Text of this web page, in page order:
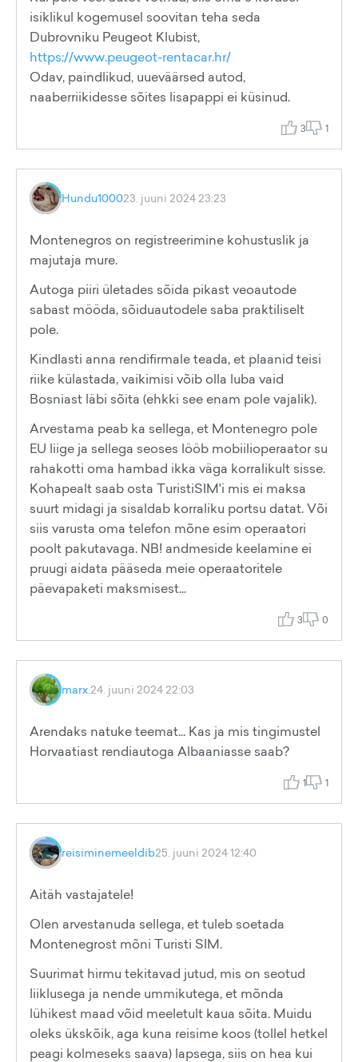
isiklikul kogemusel soovitan teha seda
Dubrovniku Peugeot Klubist,
https://www.peugeot-rentacar.hr/
Odav, paindlikud, uueväärsed autod,
naaberriikidesse sõites lisapappi ei küsinud.
3 1
Hundu100023. juuni 2024 23:23
Montenegros on registreerimine kohustuslik ja
majutaja mure.
Autoga piiri ületades sõida pikast veoautode
sabast mööda, sõiduautodele saba praktiliselt
pole.
Kindlasti anna rendifirmale teada, et plaanid teisi
riike külastada, vaikimisi võib olla luba vaid
Bosniast läbi sõita (ehkki see enam pole vajalik).
Arvestama peab ka sellega, et Montenegro pole
EU liige ja sellega seoses lööb mobiilioperaator su
rahakotti oma hambad ikka väga korralikult sisse.
Kohapealt saab osta TuristiSIM'i mis ei maksa
suurt midagi ja sisaldab korraliku portsu datat. Või
siis varusta oma telefon mõne esim operaatori
poolt pakutavaga. NB! andmeside keelamine ei
pruugi aidata pääseda meie operaatoritele
päevapaketi maksmisest...
3 0
marx.24. juuni 2024 22:03
Arendaks natuke teemat... Kas ja mis tingimustel
Horvaatiast rendiautoga Albaaniasse saab?
1 1
reisiminemeeldib25. juuni 2024 12:40
Aitäh vastajatele!
Olen arvestanuda sellega, et tuleb soetada
Montenegrost mõni Turisti SIM.
Suurimat hirmu tekitavad jutud, mis on seotud
liiklusega ja nende ummikutega, et mõnda
lühikest maad võid meeletult kaua sõita. Muidu
oleks ükskõik, aga kuna reisime koos (tollel hetkel
peagi kolmeseks saava) lapsega, siis on hea kui